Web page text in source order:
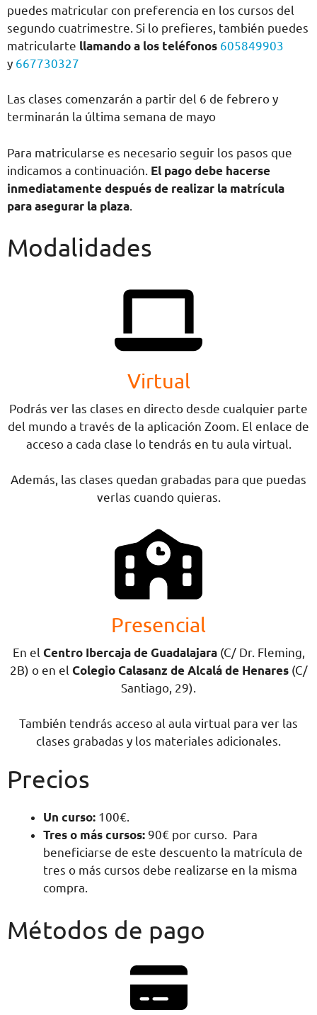
puedes matricular con preferencia en los cursos del
segundo cuatrimestre. Si lo prefieres, también puedes
matricularte llamando a los teléfonos 605849903
y 667730327
Las clases comenzarán a partir del 6 de febrero y
terminarán la última semana de mayo
Para matricularse es necesario seguir los pasos que
indicamos a continuación. El pago debe hacerse
inmediatamente después de realizar la matrícula
para asegurar la plaza
Modalidades
Virtual
Podrás ver las clases en directo desde cualquier parte
del mundo a través de la aplicación Zoom. El enlace de
acceso a cada clase lo tendrás en tu aula virtual.
Además, las clases quedan grabadas para que puedas
verlas cuando quieras.
Presencial
En el Centro Ibercaja de Guadalajara(C/ Dr. Fleming,
2B) o en el Colegio Calasanz de Alcalá de Henares(C/
Santiago, 29).
También tendrás acceso al aula virtual para ver las
clases grabadas y los materiales adicionales.
Precios
Un curso: 100€.
Tres o más cursos: 90€ por curso. Para
beneficiarse de este descuento la matrícula de
tres o más cursos debe realizarse en la misma
compra.
Métodos de pago